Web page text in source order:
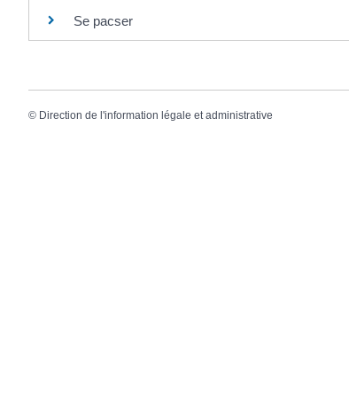
Se pacser
© Direction de l'information légale et administrative